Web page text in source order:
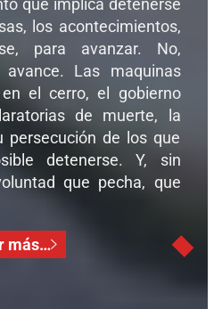
que implica detenerse
los acontecimientos,
para avanzar. No,
Las maquinas
el cerro, el gobierno
de muerte, la
persecución de los que
detenerse. Y, sin
que pecha, que
más…